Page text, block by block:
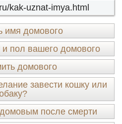
kak-uznat-imya.html
имя домового
и пол вашего домового
домового
завести кошку или
после смерти